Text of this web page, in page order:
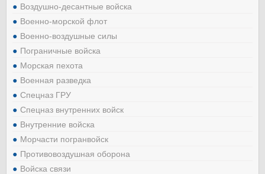
Воздушно-десантные войска
Военно-морской флот
Военно-воздушные силы
Пограничные войска
Морская пехота
Военная разведка
Спецназ ГРУ
Спецназ внутренних войск
Внутренние войска
Морчасти погранвойск
Противовоздушная оборона
Войска связи